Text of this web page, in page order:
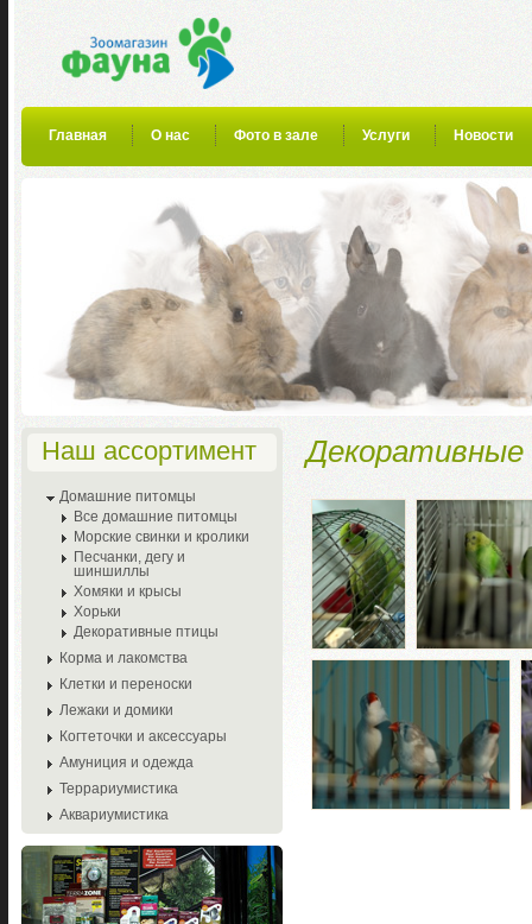
Главная О нас Фото в зале Услуги Новости
Наш ассортимент
Домашние питомцы
Все домашние питомцы
Морские свинки и кролики
Песчанки, дегу и
шиншиллы
Хомяки и крысы
Хорьки
Декоративные птицы
Корма и лакомства
Клетки и переноски
Лежаки и домики
Когтеточки и аксессуары
Амуниция и одежда
Террариумистика
Аквариумистика